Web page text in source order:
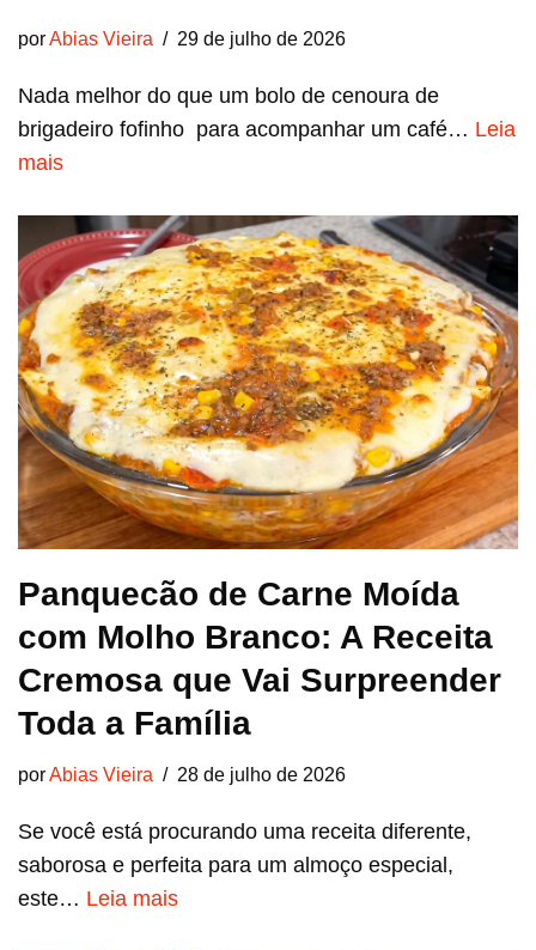
porAbias Vieira 29 de julho de 2026
Nada melhor do que um bolo de cenoura de
brigadeiro fofinho para acompanhar um café… Leia
mais
Panquecão de Carne Moída
com Molho Branco: A Receita
Cremosa que Vai Surpreender
Toda a Família
porAbias Vieira 28 de julho de 2026
Se você está procurando uma receita diferente,
saborosa e perfeita para um almoço especial,
este… Leia mais